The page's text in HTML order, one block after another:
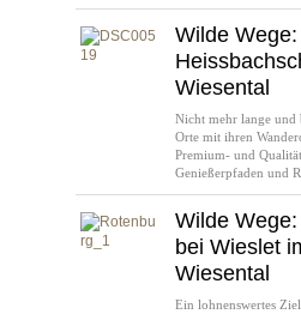
Wilde Wege:
Wiesental
Nicht mehr lange und
Orte mit ihren
Premium- und
Genießerpfaden und
Wilde
bei Wieslet
Wiesental
Ein lohnenswertes